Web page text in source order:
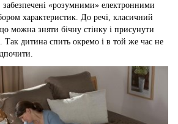
забезпечені «розумними» електронними
характеристик. До речі, класичний
можна зняти бічну стінку і присунути
Так дитина спить окремо і в той же час не